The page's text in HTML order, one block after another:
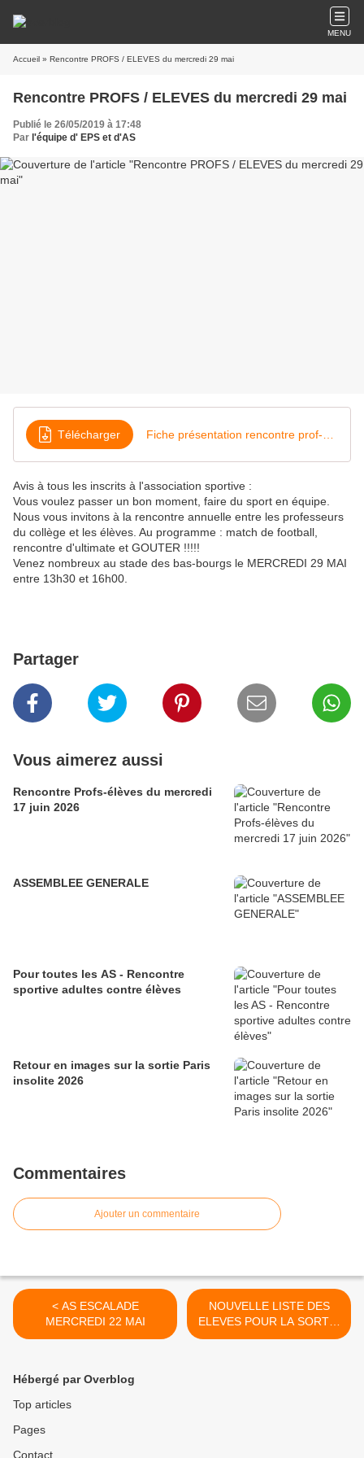
MENU
Accueil » Rencontre PROFS / ELEVES du mercredi 29 mai
Rencontre PROFS / ELEVES du mercredi 29 mai
Publié le 26/05/2019 à 17:48
Par l'équipe d' EPS et d'AS
Télécharger
Avis à tous les inscrits à l'association sportive :
Vous voulez passer un bon moment, faire du sport en équipe.
Nous vous invitons à la rencontre annuelle entre les professeurs
du collège et les élèves. Au programme : match de football,
rencontre d'ultimate et GOUTER !!!!!
Venez nombreux au stade des bas-bourgs le MERCREDI 29 MAI
entre 13h30 et 16h00.
Partager
Vous aimerez aussi
Rencontre Profs-élèves du mercredi
17 juin 2026
ASSEMBLEE GENERALE
Pour toutes les AS - Rencontre
sportive adultes contre élèves
Retour en images sur la sortie Paris
insolite 2026
Commentaires
Ajouter un commentaire
< AS ESCALADE
MERCREDI 22 MAI
NOUVELLE LISTE DES
ELEVES POUR LA SORTIE
AS A PAPEA PARC >
Hébergé par Overblog
Top articles
Pages
Contact